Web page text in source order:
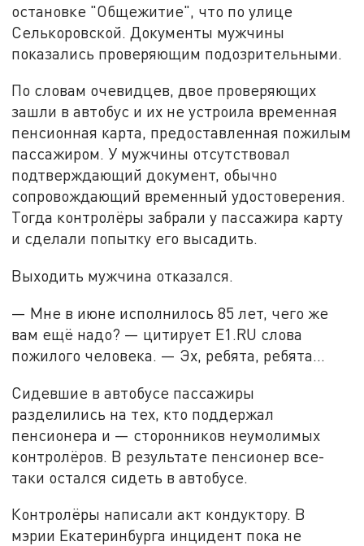
остановке "Общежитие", что по улице
Селькоровской. Документы мужчины
показались проверяющим подозрительными.
По словам очевидцев, двое проверяющих
зашли в автобус и их не устроила временная
пенсионная карта, предоставленная пожилым
пассажиром. У мужчины отсутствовал
подтверждающий документ, обычно
сопровождающий временный удостоверения.
Тогда контролёры забрали у пассажира карту
и сделали попытку его высадить.
Выходить мужчина отказался.
— Мне в июне исполнилось 85 лет, чего же
вам ещё надо? — цитирует Е1.RU слова
пожилого человека. — Эх, ребята, ребята...
Сидевшие в автобусе пассажиры
разделились на тех, кто поддержал
пенсионера и — сторонников неумолимых
контролёров. В результате пенсионер все-
таки остался сидеть в автобусе.
Контролёры написали акт кондуктору. В
мэрии Екатеринбурга инцидент пока не